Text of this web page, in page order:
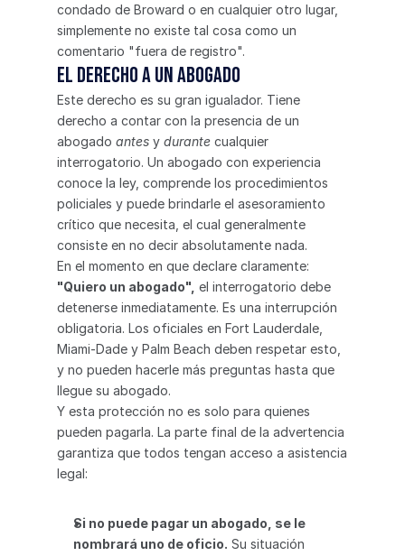
condado de Broward o en cualquier otro lugar,
simplemente no existe tal cosa como un
comentario "fuera de registro".
El derecho a un abogado
Este derecho es su gran igualador. Tiene
derecho a contar con la presencia de un
abogado antes y durante cualquier
interrogatorio. Un abogado con experiencia
conoce la ley, comprende los procedimientos
policiales y puede brindarle el asesoramiento
crítico que necesita, el cual generalmente
consiste en no decir absolutamente nada.
"Quiero un abogado", el interrogatorio debe
detenerse inmediatamente. Es una interrupción
obligatoria. Los oficiales en Fort Lauderdale,
Miami-Dade y Palm Beach deben respetar esto,
y no pueden hacerle más preguntas hasta que
llegue su abogado.
Y esta protección no es solo para quienes
pueden pagarla. La parte final de la advertencia
garantiza que todos tengan acceso a asistencia
legal:
Si no puede pagar un abogado, se le
nombrará uno de oficio. Su situación